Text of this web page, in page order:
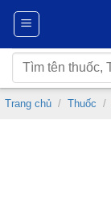
Chuyển
nội
dung
Tìm
kiếm:
Trang chủ / Thuốc /